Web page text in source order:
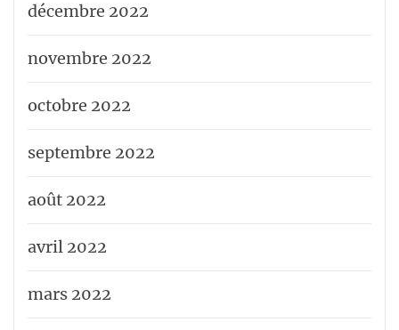
décembre 2022
novembre 2022
octobre 2022
septembre 2022
août 2022
avril 2022
mars 2022